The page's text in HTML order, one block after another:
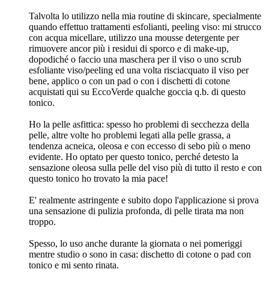
Talvolta lo utilizzo nella mia routine di skincare, specialmente
quando effettuo trattamenti esfolianti, peeling viso: mi strucco
con acqua micellare, utilizzo una mousse detergente per
rimuovere ancor più i residui di sporco e di make-up,
dopodiché o faccio una maschera per il viso o uno scrub
esfoliante viso/peeling ed una volta risciacquato il viso per
bene, applico o con un pad o con i dischetti di cotone
acquistati qui su EccoVerde qualche goccia q.b. di questo
tonico.
Ho la pelle asfittica: spesso ho problemi di secchezza della
pelle, altre volte ho problemi legati alla pelle grassa, a
tendenza acneica, oleosa e con eccesso di sebo più o meno
evidente. Ho optato per questo tonico, perché detesto la
sensazione oleosa sulla pelle del viso più di tutto il resto e con
questo tonico ho trovato la mia pace!
E' realmente astringente e subito dopo l'applicazione si prova
una sensazione di pulizia profonda, di pelle tirata ma non
troppo.
Spesso, lo uso anche durante la giornata o nei pomeriggi
mentre studio o sono in casa: dischetto di cotone o pad con
tonico e mi sento rinata.